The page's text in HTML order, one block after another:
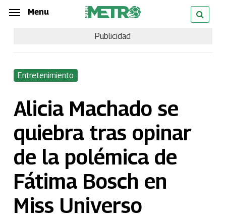
Skip
content
Menu
Publicidad
Entretenimiento
Alicia Machado se
quiebra tras opinar
de la polémica de
Fátima Bosch en
Miss Universo
Menu